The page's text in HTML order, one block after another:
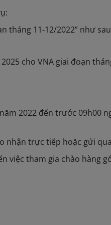
tháng 11-12/2022” như
cho VNA giai đoạn
2022 đến trước 09h00
nhận trực tiếp hoặc gửi
việc tham gia chào hàng